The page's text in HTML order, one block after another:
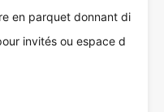
en parquet donnant di
invités ou espace d